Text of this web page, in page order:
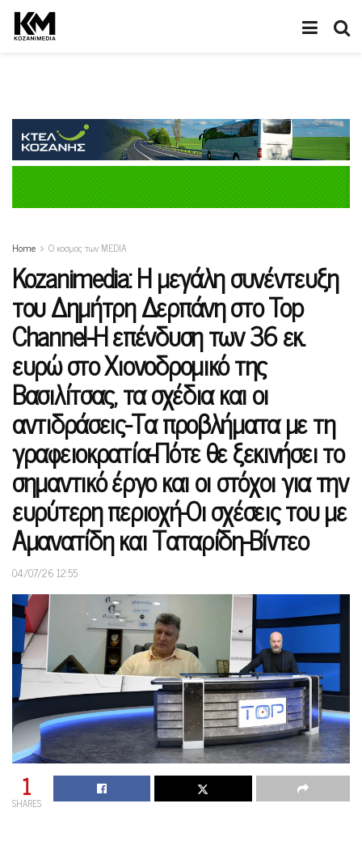
Home Ο κοσμος των MEDIA
Kozanimedia: H μεγάλη συνέντευξη
του Δημήτρη Δερπάνη στο Top
Channel-H επένδυση των 36 εκ.
ευρώ στο Χιονοδρομικό της
Βασιλίτσας, τα σχέδια και οι
αντιδράσεις-Τα προβλήματα με τη
γραφειοκρατία-Πότε θε ξεκινήσει το
σημαντικό έργο και οι στόχοι για την
ευρύτερη περιοχή-Οι σχέσεις του με
Αμανατίδη και Ταταρίδη-Βίντεο
04/07/26 12:55
1
SHARES